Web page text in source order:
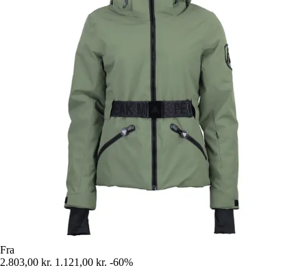
Fra
2.803,00 kr. 1.121,00 kr. -60%